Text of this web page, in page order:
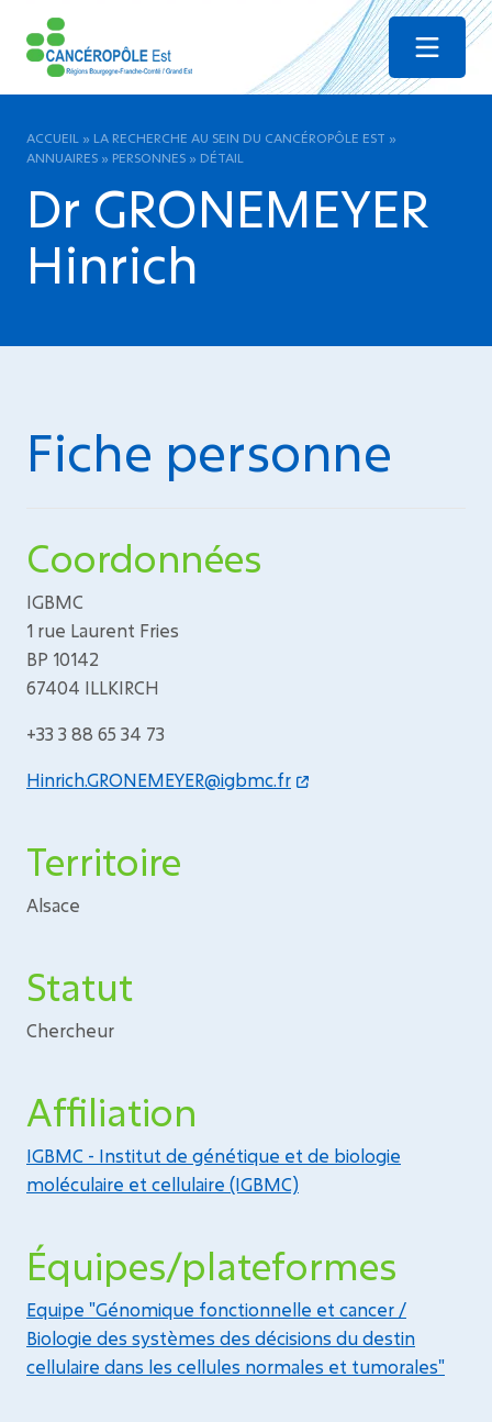
Menu
ACCUEIL » LA RECHERCHE AU SEIN DU CANCÉROPÔLE EST »
ANNUAIRES » PERSONNES » DÉTAIL
Dr GRONEMEYER
Hinrich
Fiche personne
Coordonnées
IGBMC
1 rue Laurent Fries
BP 10142
67404 ILLKIRCH
+33 3 88 65 34 73
Hinrich.GRONEMEYER@igbmc.fr
Territoire
Alsace
Statut
Chercheur
Affiliation
IGBMC - Institut de génétique et de biologie
moléculaire et cellulaire (IGBMC)
Équipes/plateformes
Equipe "Génomique fonctionnelle et cancer /
Biologie des systèmes des décisions du destin
cellulaire dans les cellules normales et tumorales"